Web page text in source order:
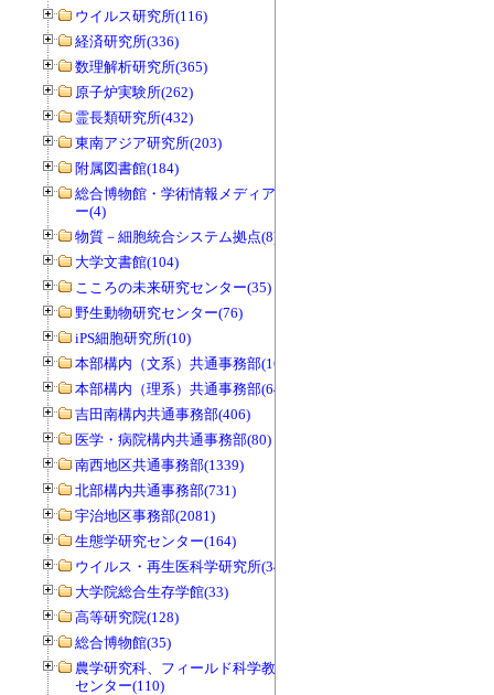
ウイルス研究所(116)
経済研究所(336)
数理解析研究所(365)
原子炉実験所(262)
霊長類研究所(432)
東南アジア研究所(203)
附属図書館(184)
総合博物館・学術情報メディアセンタ
ー(4)
物質－細胞統合システム拠点(8)
大学文書館(104)
こころの未来研究センター(35)
野生動物研究センター(76)
iPS細胞研究所(10)
本部構内（文系）共通事務部(165)
本部構内（理系）共通事務部(646)
吉田南構内共通事務部(406)
医学・病院構内共通事務部(80)
南西地区共通事務部(1339)
北部構内共通事務部(731)
宇治地区事務部(2081)
生態学研究センター(164)
ウイルス・再生医科学研究所(34)
大学院総合生存学館(33)
高等研究院(128)
総合博物館(35)
農学研究科、フィールド科学教育研究
センター(110)